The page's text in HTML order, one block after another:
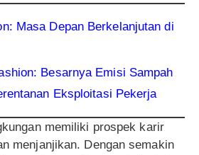
Masa Depan Berkelanjutan di
Besarnya Emisi Sampah
Eksploitasi Pekerja
memiliki prospek karir
menjanjikan. Dengan semakin